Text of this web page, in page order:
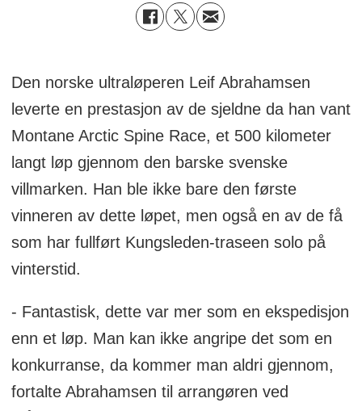
Den norske ultraløperen Leif Abrahamsen
leverte en prestasjon av de sjeldne da han vant
Montane Arctic Spine Race, et 500 kilometer
langt løp gjennom den barske svenske
villmarken. Han ble ikke bare den første
vinneren av dette løpet, men også en av de få
som har fullført Kungsleden-traseen solo på
vinterstid.
- Fantastisk, dette var mer som en ekspedisjon
enn et løp. Man kan ikke angripe det som en
konkurranse, da kommer man aldri gjennom,
fortalte Abrahamsen til arrangøren ved